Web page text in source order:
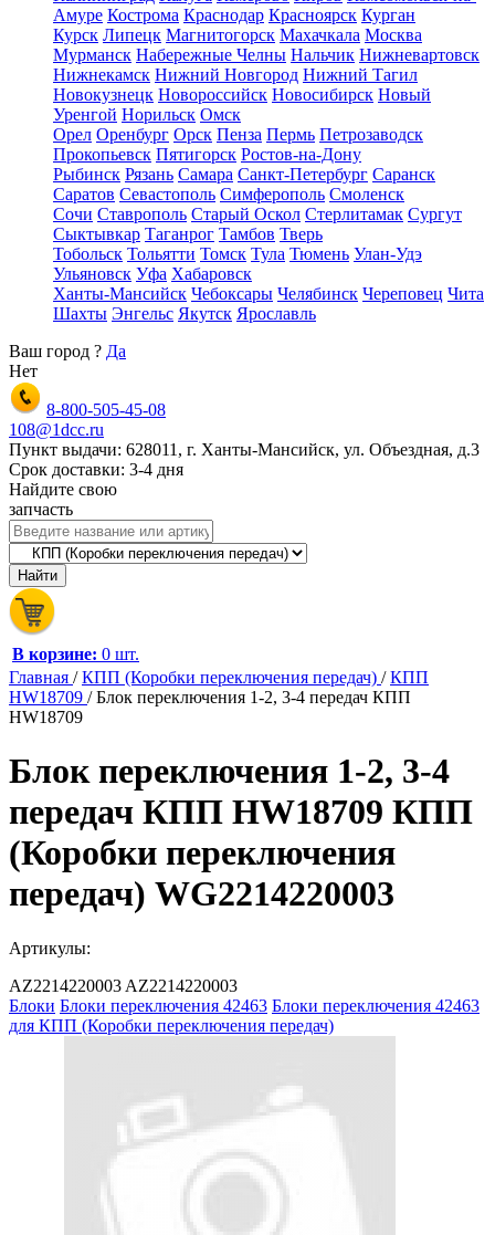
Амуре Кострома Краснодар Красноярск Курган
Курск Липецк Магнитогорск Махачкала Москва
Мурманск Набережные Челны Нальчик Нижневартовск
Нижнекамск Нижний Новгород Нижний Тагил
Новокузнецк Новороссийск Новосибирск Новый
Уренгой Норильск Омск
Орел Оренбург Орск Пенза Пермь Петрозаводск
Прокопьевск Пятигорск Ростов-на-Дону
Рыбинск Рязань Самара Санкт-Петербург Саранск
Саратов Севастополь Симферополь Смоленск
Сочи Ставрополь Старый Оскол Стерлитамак Сургут
Сыктывкар Таганрог Тамбов Тверь
Тобольск Тольятти Томск Тула Тюмень Улан-Удэ
Ульяновск Уфа Хабаровск
Ханты-Мансийск Чебоксары Челябинск Череповец Чита
Шахты Энгельс Якутск Ярославль
Ваш город ? Да
Нет
8-800-505-45-08
108@1dcc.ru
Пункт выдачи: 628011, г. Ханты-Мансийск, ул. Объездная, д.3
Срок доставки: 3-4 дня
Найдите свою
запчасть
В корзине: 0 шт.
Главная /КПП (Коробки переключения передач) /КПП
HW18709 /Блок переключения 1-2, 3-4 передач КПП
HW18709
Блок переключения 1-2, 3-4
передач КПП HW18709 КПП
(Коробки переключения
передач) WG2214220003
Артикулы:
AZ2214220003 AZ2214220003
Блоки Блоки переключения 42463 Блоки переключения 42463
для КПП (Коробки переключения передач)